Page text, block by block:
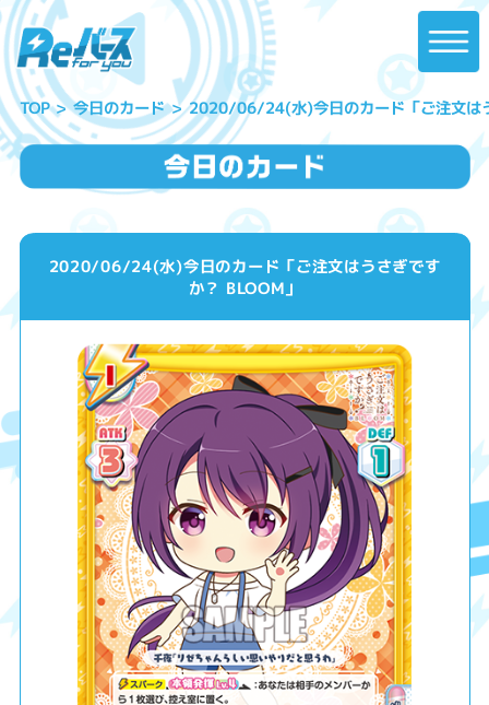
TOP 今日のカード 2020/06/24(水)今日のカード「ご注文は
2020/06/24(水)今日のカード「ご注文はうさぎです
か？ BLOOM」